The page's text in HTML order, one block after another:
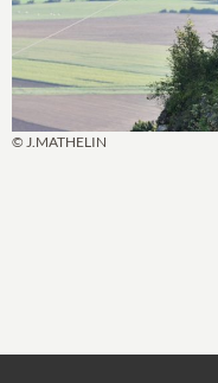
© J.MATHELIN